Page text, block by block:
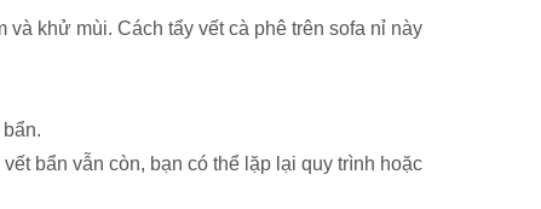
khử mùi. Cách tẩy vết cà phê trên sofa nỉ này
bẩn vẫn còn, bạn có thể lặp lại quy trình hoặc